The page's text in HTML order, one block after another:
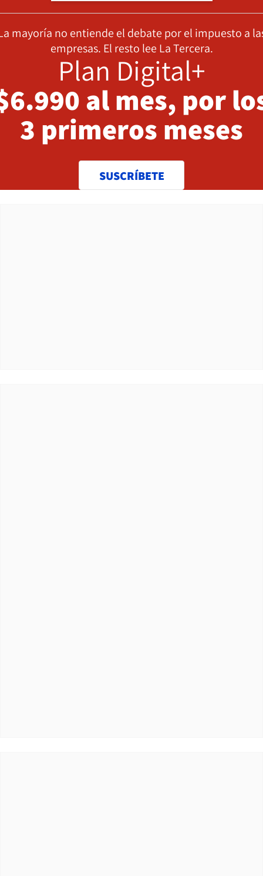
mayoría no entiende el debate por el impuesto a
empresas. El resto lee La Tercera.
Plan Digital+
al mes, por
3 primeros meses
SUSCRÍBETE